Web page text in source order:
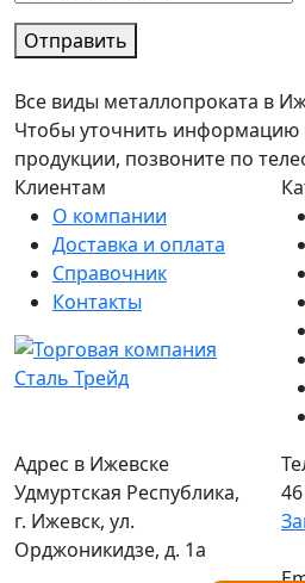
Отправить
Все виды металлопроката в
Чтобы уточнить информацию
продукции, позвоните по
Клиентам
О компании
Доставка и оплата
Справочник
Контакты
Адрес в Ижевске
Удмуртская Республика,
г. Ижевск, ул.
Орджоникидзе, д. 1а
46